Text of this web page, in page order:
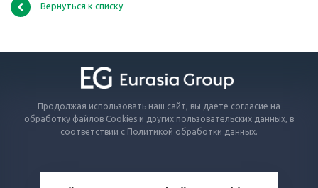
Вернуться к списку
Продолжая использовать наш сайт, вы даете согласие на
обработку файлов Cookies и других пользовательских данных, в
соответствии с Политикой обработки данных.
КАТАЛОГ